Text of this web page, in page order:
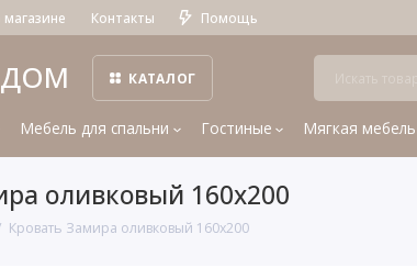
Контакты Помощь
КАТАЛОГ
Мебель для спальни Гостиные Мягкая мебель
оливковый 160x200
Кровать Замира оливковый 160x200